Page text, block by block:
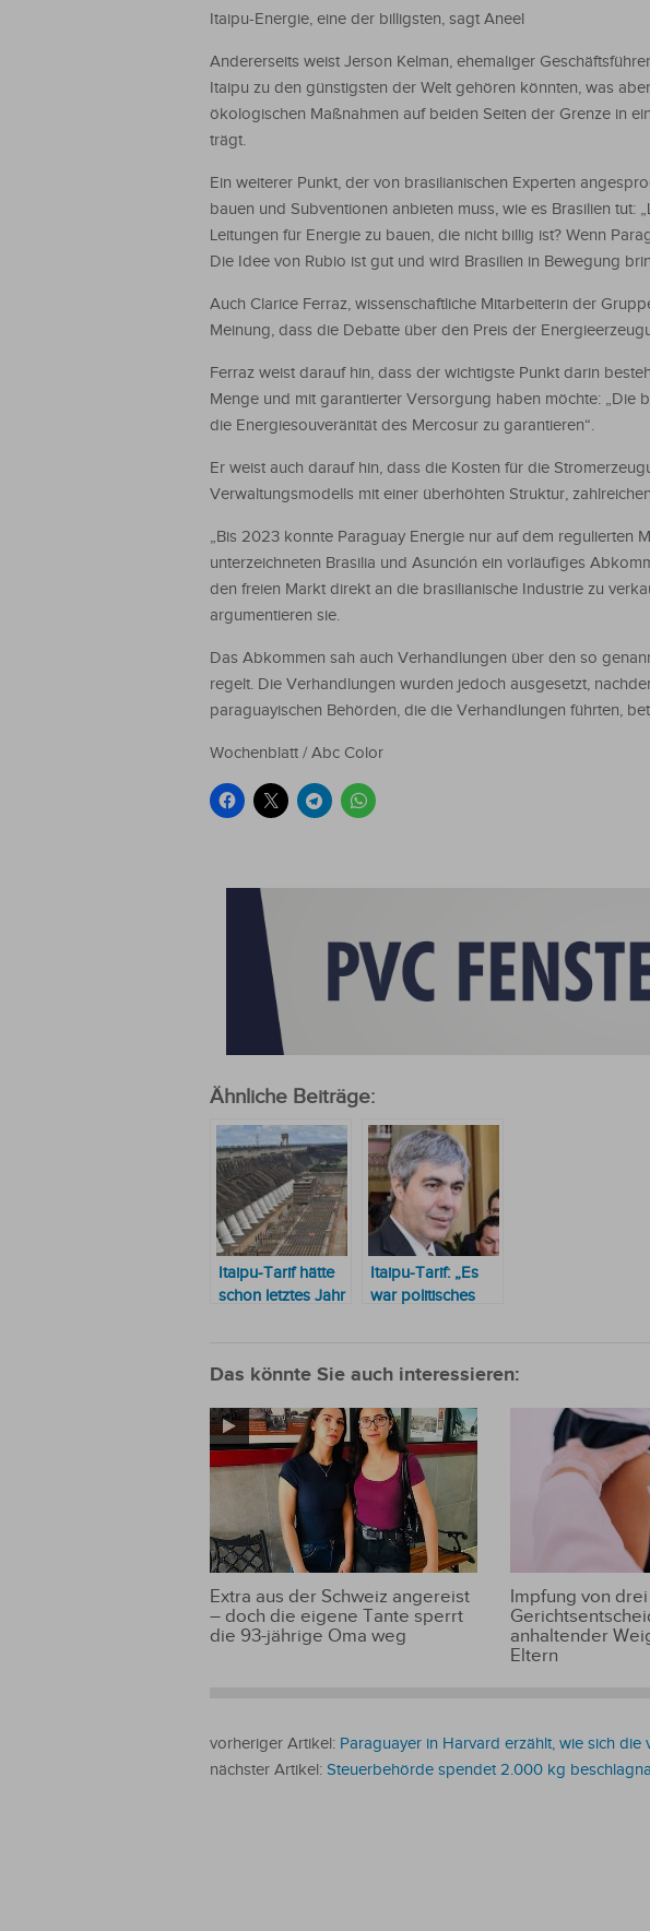
Itaipu-Energie, eine der billigsten, sagt Aneel
Andererseits weist Jerson Kelman, ehemaliger
Itaipu zu den günstigsten der Welt gehören könnten, was
ökologischen Maßnahmen auf beiden Seiten der Grenze in
trägt.
Ein weiterer Punkt, der von brasilianischen Experten
bauen und Subventionen anbieten muss, wie es Brasilien tut:
Leitungen für Energie zu bauen, die nicht billig ist? Wenn
Die Idee von Rubio ist gut und wird Brasilien in Bewegung
Auch Clarice Ferraz, wissenschaftliche Mitarbeiterin der
Meinung, dass die Debatte über den Preis der
Ferraz weist darauf hin, dass der wichtigste Punkt darin
Menge und mit garantierter Versorgung haben möchte: „Die
die Energiesouveränität des Mercosur zu garantieren“.
Er weist auch darauf hin, dass die Kosten für die
Verwaltungsmodells mit einer überhöhten Struktur,
„Bis 2023 konnte Paraguay Energie nur auf dem regulierten
unterzeichneten Brasilia und Asunción ein vorläufiges
den freien Markt direkt an die brasilianische Industrie zu
argumentieren sie.
Das Abkommen sah auch Verhandlungen über den so
regelt. Die Verhandlungen wurden jedoch ausgesetzt,
paraguayischen Behörden, die die Verhandlungen führten,
Wochenblatt / Abc Color
Ähnliche Beiträge:
Itaipu-Tarif hätte
schon letztes Jahr
müssen, sagen
Itaipu-Tarif: „Es
war politisches
Nutzen“
Das könnte Sie auch interessieren:
Extra aus der Schweiz angereist
– doch die eigene Tante sperrt
die 93-jährige Oma weg
Impfung von
anhaltender
Eltern
vorheriger Artikel: Paraguayer in Harvard erzählt, wie sich
nächster Artikel: Steuerbehörde spendet 2.000 kg